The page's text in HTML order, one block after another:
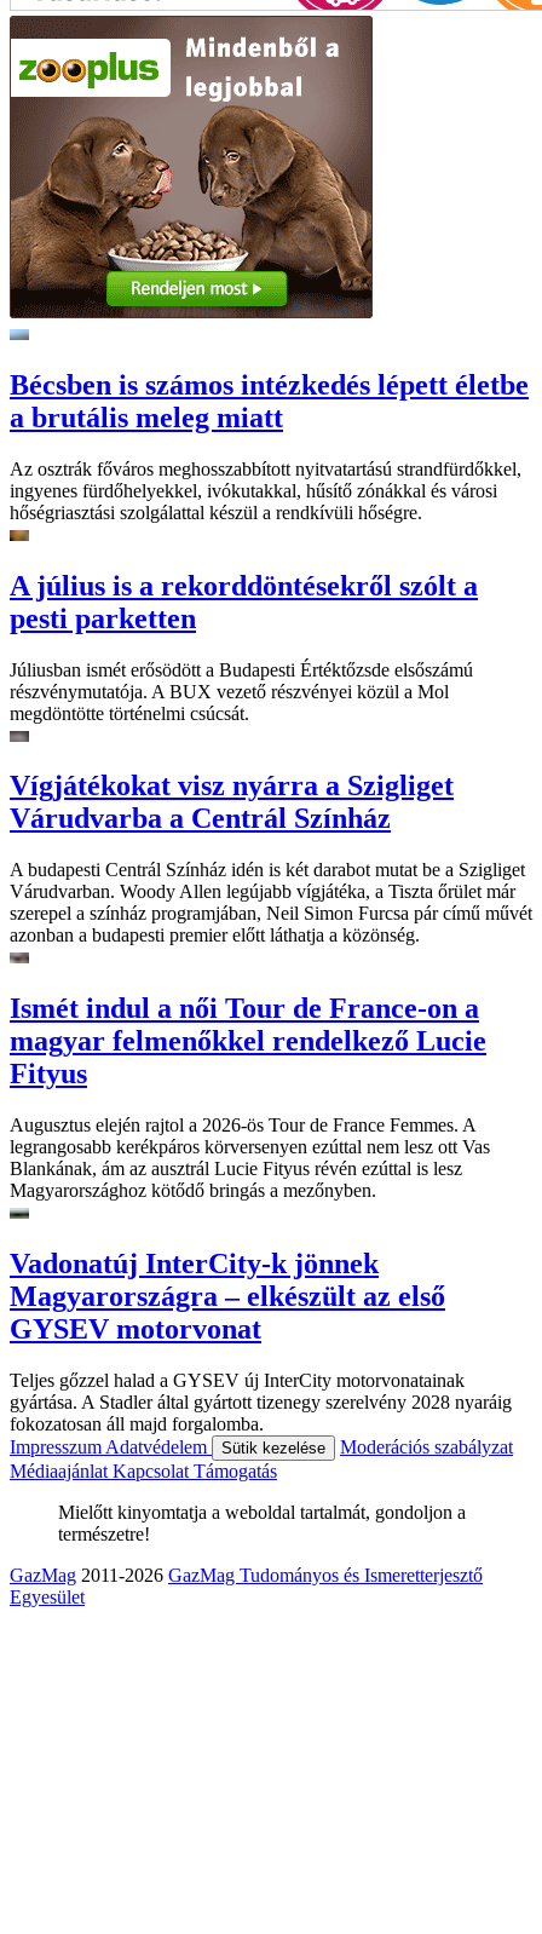
Bécsben is számos intézkedés lépett életbe
a brutális meleg miatt
Az osztrák főváros meghosszabbított nyitvatartású strandfürdőkkel,
ingyenes fürdőhelyekkel, ivókutakkal, hűsítő zónákkal és városi
hőségriasztási szolgálattal készül a rendkívüli hőségre.
A július is a rekorddöntésekről szólt a
pesti parketten
Júliusban ismét erősödött a Budapesti Értéktőzsde elsőszámú
részvénymutatója. A BUX vezető részvényei közül a Mol
megdöntötte történelmi csúcsát.
Vígjátékokat visz nyárra a Szigliget
Várudvarba a Centrál Színház
A budapesti Centrál Színház idén is két darabot mutat be a Szigliget
Várudvarban. Woody Allen legújabb vígjátéka, a Tiszta őrület már
szerepel a színház programjában, Neil Simon Furcsa pár című művét
azonban a budapesti premier előtt láthatja a közönség.
Ismét indul a női Tour de France-on a
magyar felmenőkkel rendelkező Lucie
Fityus
Augusztus elején rajtol a 2026-ös Tour de France Femmes. A
legrangosabb kerékpáros körversenyen ezúttal nem lesz ott Vas
Blankának, ám az ausztrál Lucie Fityus révén ezúttal is lesz
Magyarországhoz kötődő bringás a mezőnyben.
Vadonatúj InterCity-k jönnek
Magyarországra – elkészült az első
GYSEV motorvonat
Teljes gőzzel halad a GYSEV új InterCity motorvonatainak
gyártása. A Stadler által gyártott tizenegy szerelvény 2028 nyaráig
fokozatosan áll majd forgalomba.
Impresszum Adatvédelem Sütik kezelése
Moderációs szabályzat
Médiaajánlat Kapcsolat Támogatás
Mielőtt kinyomtatja a weboldal tartalmát, gondoljon a
természetre!
GazMag 2011-2026 GazMag Tudományos és Ismeretterjesztő
Egyesület